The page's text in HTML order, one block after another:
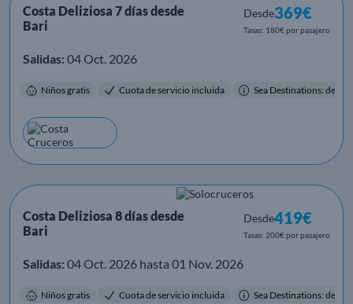
Costa Deliziosa 7 días desde
Bari
Desde369€
Tasas: 180€ por pasajero
Salidas: 04 Oct. 2026
Niños gratis Cuota de servicio incluida Sea Destinations:
Costa Deliziosa 8 días desde
Bari
Desde419€
Tasas: 200€ por pasajero
Salidas: 04 Oct. 2026 hasta 01 Nov. 2026
Niños gratis Cuota de servicio incluida Sea Destinations: